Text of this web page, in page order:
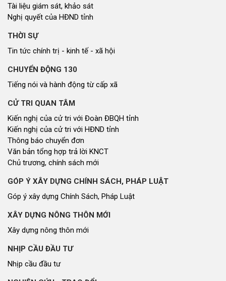
Tài liệu giám sát, khảo sát
Nghị quyết của HĐND tỉnh
THỜI SỰ
Tin tức chính trị - kinh tế - xã hội
CHUYỂN ĐỘNG 130
Tiếng nói và hành động từ cấp xã
CỬ TRI QUAN TÂM
Kiến nghị của cử tri với Đoàn ĐBQH tỉnh
Kiến nghị của cử tri với HĐND tỉnh
Thông báo chuyển đơn
Văn bản tổng hợp trả lời KNCT
Chủ trương, chính sách mới
GÓP Ý XÂY DỰNG CHÍNH SÁCH, PHÁP LUẬT
Góp ý xây dựng Chính Sách, Pháp Luật
XÂY DỰNG NÔNG THÔN MỚI
Xây dựng nông thôn mới
NHỊP CẦU ĐẦU TƯ
Nhịp cầu đầu tư